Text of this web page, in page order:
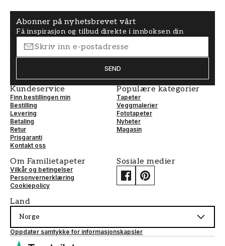
Abonner på nyhetsbrevet vårt
Få inspirasjon og tilbud direkte i innboksen din
SEND
Kundeservice
Finn bestillingen min
Bestilling
Levering
Betaling
Retur
Prisgaranti
Kontakt oss
Populære kategorier
Tapeter
Veggmalerier
Fototapeter
Nyheter
Magasin
Om Familietapeter
Vilkår og betingelser
Personvernerklæring
Cookiepolicy
Sosiale medier
Land
Norge
Oppdater samtykke for informasjonskapsler